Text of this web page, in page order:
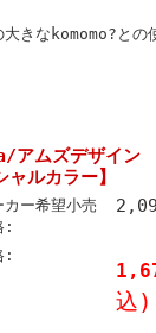
きなkomomo?との
アムズデザイン
ャルカラー】
カー希望小売
:
:
込)